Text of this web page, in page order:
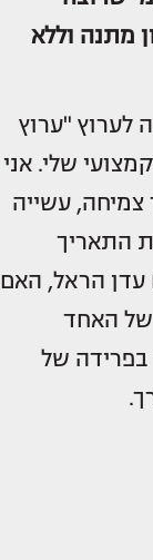
מתנה וללא
לערוץ "ערוץ
שלי. אני
עשייה
התאריך
עדן הראל, האם
של האחד
בפרידה של